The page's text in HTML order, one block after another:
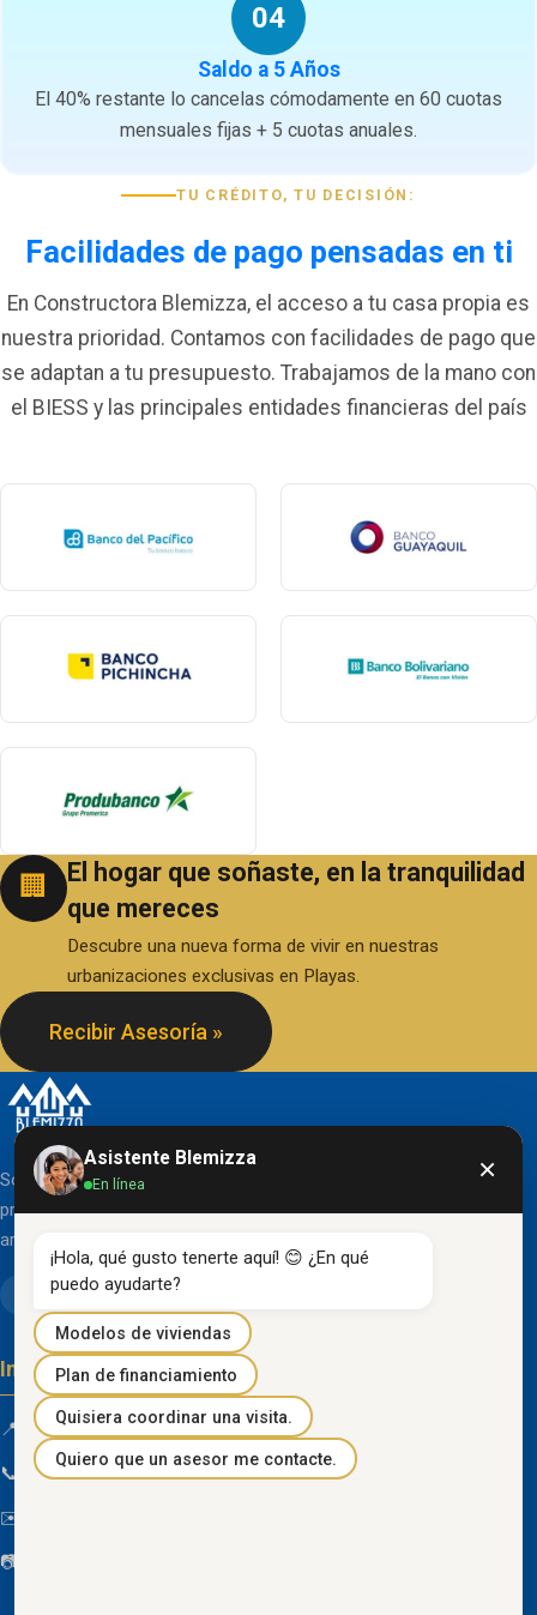
04
Saldo a 5 Años
El 40% restante lo cancelas cómodamente en 60 cuotas
mensuales fijas + 5 cuotas anuales.
TU CRÉDITO, TU DECISIÓN:
Facilidades de pago pensadas en ti
En Constructora Blemizza, el acceso a tu casa propia es
nuestra prioridad. Contamos con facilidades de pago que
se adaptan a tu presupuesto. Trabajamos de la mano con
el BIESS y las principales entidades financieras del país
🏢
El hogar que soñaste, en la tranquilidad
que mereces
Descubre una nueva forma de vivir en nuestras
urbanizaciones exclusivas en Playas.
Recibir Asesoría »
Somos una organización líder en el desarrollo de
proyectos inmobiliarios que destacan por su diseño
arquitectónico clásico y acabados de primera línea.
Información de contacto
📍 Km 85 Vía Progreso, Playas, Guayas, Ecuador
📞 096 934 4318
✉️
📷
Asistente Blemizza
En línea ×
¡Hola, qué gusto tenerte aquí! 😊 ¿En qué
puedo ayudarte?
Modelos de viviendas
Plan de financiamiento
Quisiera coordinar una visita.
Quiero que un asesor me contacte.